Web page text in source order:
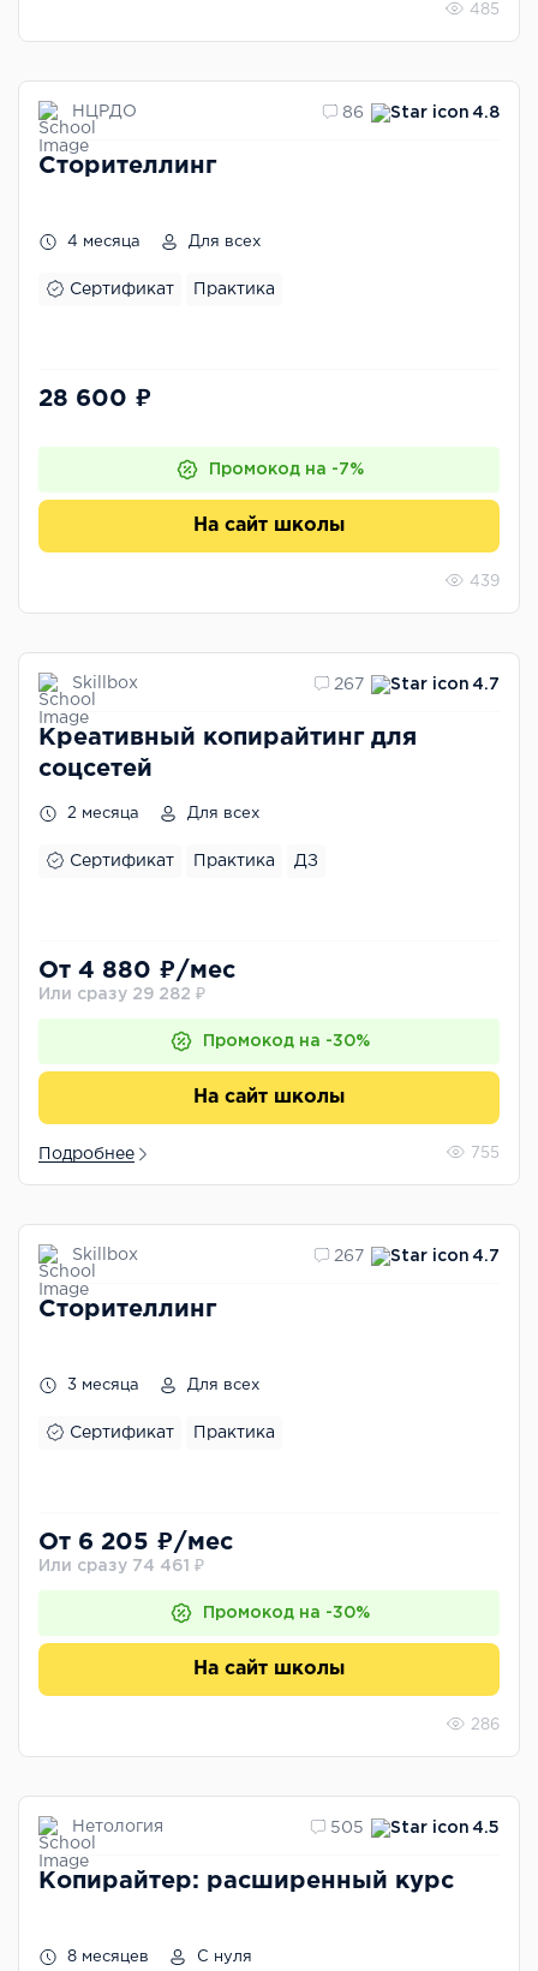
485
НЦРДО 86 4.8
Сторителлинг
4 месяца Для всех
Сертификат Практика
28 600 ₽
Промокод на -7%
На сайт школы
439
Skillbox 267 4.7
Креативный копирайтинг для
соцсетей
2 месяца Для всех
Сертификат Практика ДЗ
От 4 880 ₽/мес
Или сразу 29 282 ₽
Промокод на -30%
На сайт школы
Подробнее 755
Skillbox 267 4.7
Сторителлинг
3 месяца Для всех
Сертификат Практика
От 6 205 ₽/мес
Или сразу 74 461 ₽
Промокод на -30%
На сайт школы
286
Нетология 505 4.5
Копирайтер: расширенный курс
8 месяцев С нуля